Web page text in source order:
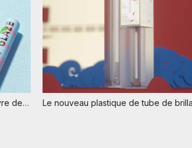
Tube vide exquis de lustre de lèvre de logo du conteneur 4ml PETG de lustre de lèvre vide avec la brosse